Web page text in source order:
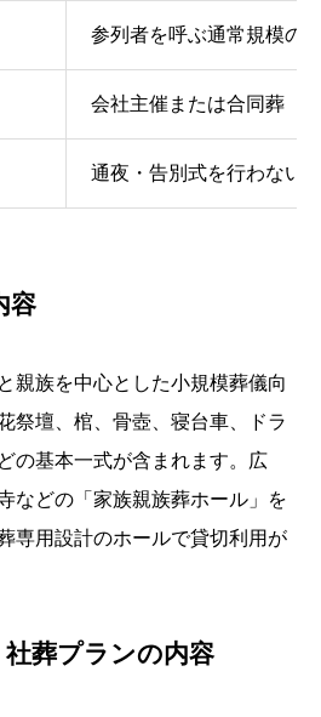
参列者を呼ぶ通常規模の
会社主催または合同葬
通夜・告別式を行わない
容
親族を中心とした小規模葬儀向
祭壇、棺、骨壺、寝台車、ドラ
の基本一式が含まれます。広
などの「家族親族葬ホール」を
専用設計のホールで貸切利用が
葬プランの内容